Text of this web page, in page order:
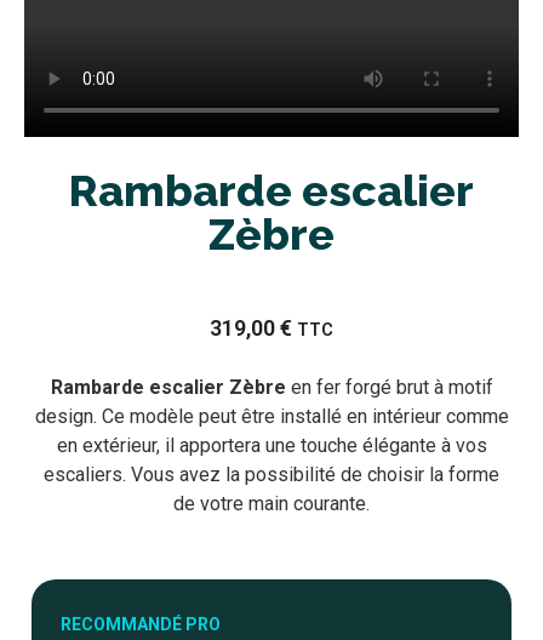
Rambarde escalier
Zèbre
319,00€ TTC
Rambarde escalier Zèbre en fer forgé brut à motif
design. Ce modèle peut être installé en intérieur comme
en extérieur, il apportera une touche élégante à vos
escaliers. Vous avez la possibilité de choisir la forme
de votre main courante.
RECOMMANDÉ PRO